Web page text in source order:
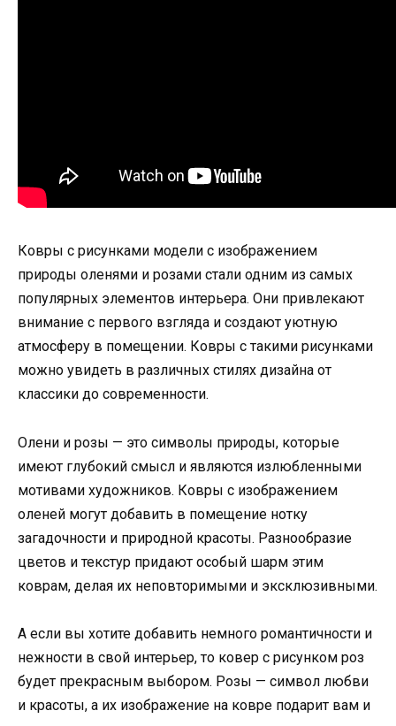
Ковры с рисунками модели с изображением
природы оленями и розами стали одним из самых
популярных элементов интерьера. Они привлекают
внимание с первого взгляда и создают уютную
атмосферу в помещении. Ковры с такими рисунками
можно увидеть в различных стилях дизайна от
классики до современности.
Олени и розы — это символы природы, которые
имеют глубокий смысл и являются излюбленными
мотивами художников. Ковры с изображением
оленей могут добавить в помещение нотку
загадочности и природной красоты. Разнообразие
цветов и текстур придают особый шарм этим
коврам, делая их неповторимыми и эксклюзивными.
А если вы хотите добавить немного романтичности и
нежности в свой интерьер, то ковер с рисунком роз
будет прекрасным выбором. Розы — символ любви
и красоты, а их изображение на ковре подарит вам и